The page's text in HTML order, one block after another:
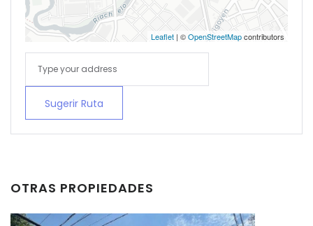
Leaflet | ©OpenStreetMapcontributors
Sugerir Ruta
OTRAS PROPIEDADES